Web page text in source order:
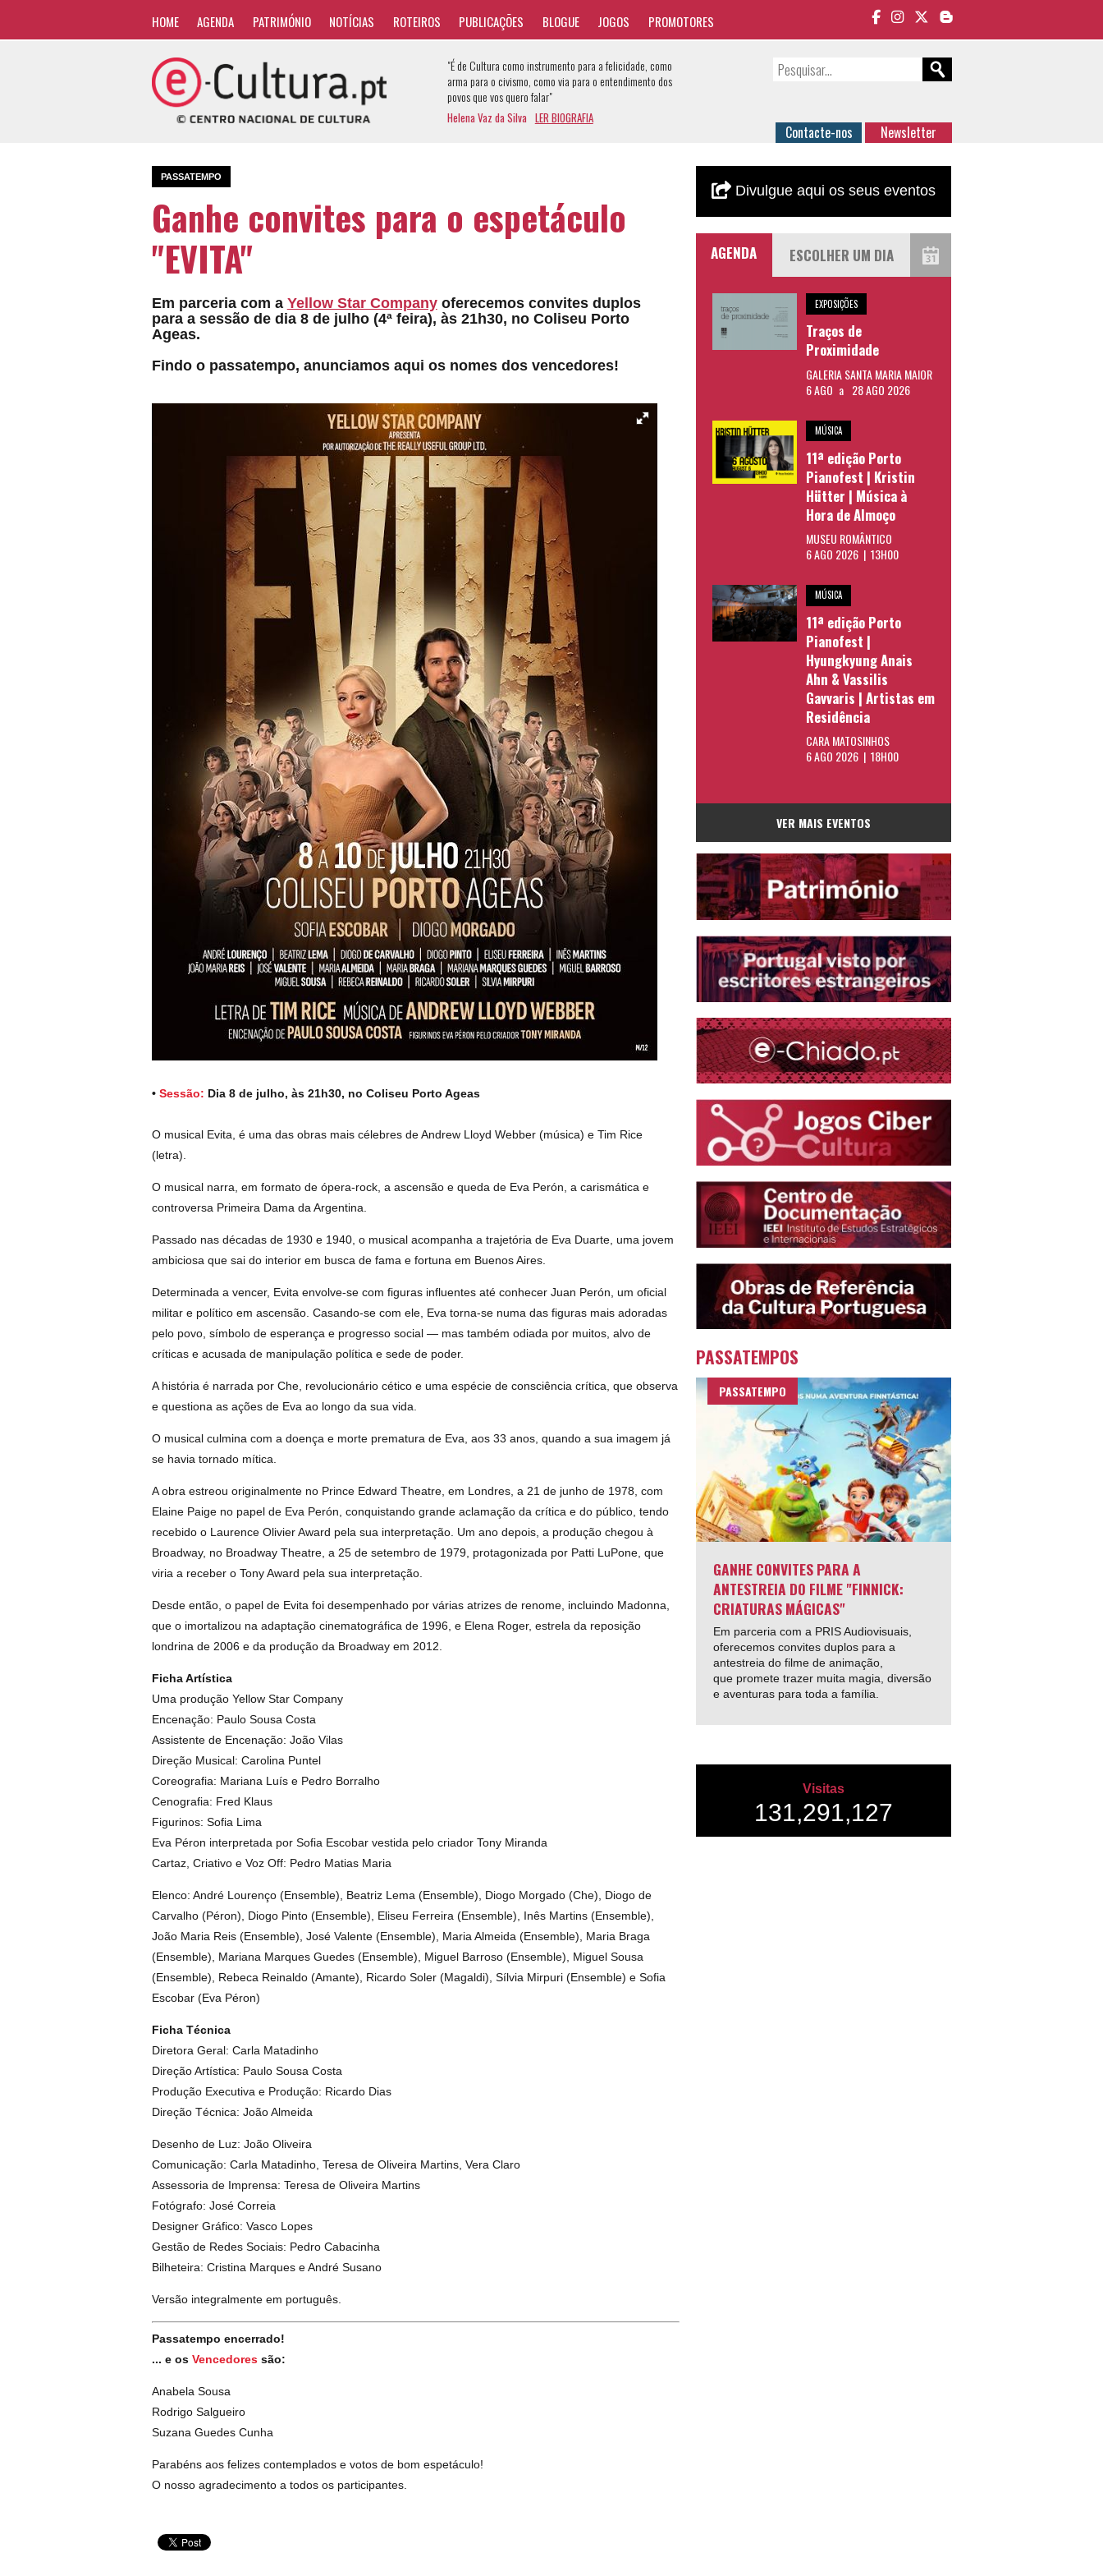
HOME AGENDA PATRIMÓNIO NOTÍCIAS ROTEIROS PUBLICAÇÕES BLOGUE JOGOS PROMOTORES
"É de Cultura como instrumento para a felicidade, como
arma para o civismo, como via para o entendimento dos
povos que vos quero falar"
Helena Vaz da Silva LER BIOGRAFIA
Contacte-nos Newsletter
PASSATEMPO
Ganhe convites para o espetáculo
"EVITA"
Em parceria com a Yellow Star Company oferecemos convites duplos
para a sessão de dia 8 de julho (4ª feira), às 21h30, no Coliseu Porto
Ageas.
Findo o passatempo, anunciamos aqui os nomes dos vencedores!
• Sessão: Dia 8 de julho, às 21h30, no Coliseu Porto Ageas
O musical Evita, é uma das obras mais célebres de Andrew Lloyd Webber (música) e Tim Rice
(letra).
O musical narra, em formato de ópera-rock, a ascensão e queda de Eva Perón, a carismática e
controversa Primeira Dama da Argentina.
Passado nas décadas de 1930 e 1940, o musical acompanha a trajetória de Eva Duarte, uma jovem
ambiciosa que sai do interior em busca de fama e fortuna em Buenos Aires.
Determinada a vencer, Evita envolve-se com figuras influentes até conhecer Juan Perón, um oficial
militar e político em ascensão. Casando-se com ele, Eva torna-se numa das figuras mais adoradas
pelo povo, símbolo de esperança e progresso social — mas também odiada por muitos, alvo de
críticas e acusada de manipulação política e sede de poder.
A história é narrada por Che, revolucionário cético e uma espécie de consciência crítica, que observa
e questiona as ações de Eva ao longo da sua vida.
O musical culmina com a doença e morte prematura de Eva, aos 33 anos, quando a sua imagem já
se havia tornado mítica.
A obra estreou originalmente no Prince Edward Theatre, em Londres, a 21 de junho de 1978, com
Elaine Paige no papel de Eva Perón, conquistando grande aclamação da crítica e do público, tendo
recebido o Laurence Olivier Award pela sua interpretação. Um ano depois, a produção chegou à
Broadway, no Broadway Theatre, a 25 de setembro de 1979, protagonizada por Patti LuPone, que
viria a receber o Tony Award pela sua interpretação.
Desde então, o papel de Evita foi desempenhado por várias atrizes de renome, incluindo Madonna,
que o imortalizou na adaptação cinematográfica de 1996, e Elena Roger, estrela da reposição
londrina de 2006 e da produção da Broadway em 2012.
Ficha Artística
Uma produção Yellow Star Company
Encenação: Paulo Sousa Costa
Assistente de Encenação: João Vilas
Direção Musical: Carolina Puntel
Coreografia: Mariana Luís e Pedro Borralho
Cenografia: Fred Klaus
Figurinos: Sofia Lima
Eva Péron interpretada por Sofia Escobar vestida pelo criador Tony Miranda
Cartaz, Criativo e Voz Off: Pedro Matias Maria
Elenco: André Lourenço (Ensemble), Beatriz Lema (Ensemble), Diogo Morgado (Che), Diogo de
Carvalho (Péron), Diogo Pinto (Ensemble), Eliseu Ferreira (Ensemble), Inês Martins (Ensemble),
João Maria Reis (Ensemble), José Valente (Ensemble), Maria Almeida (Ensemble), Maria Braga
(Ensemble), Mariana Marques Guedes (Ensemble), Miguel Barroso (Ensemble), Miguel Sousa
(Ensemble), Rebeca Reinaldo (Amante), Ricardo Soler (Magaldi), Sílvia Mirpuri (Ensemble) e Sofia
Escobar (Eva Péron)
Ficha Técnica
Diretora Geral: Carla Matadinho
Direção Artística: Paulo Sousa Costa
Produção Executiva e Produção: Ricardo Dias
Direção Técnica: João Almeida
Desenho de Luz: João Oliveira
Comunicação: Carla Matadinho, Teresa de Oliveira Martins, Vera Claro
Assessoria de Imprensa: Teresa de Oliveira Martins
Fotógrafo: José Correia
Designer Gráfico: Vasco Lopes
Gestão de Redes Sociais: Pedro Cabacinha
Bilheteira: Cristina Marques e André Susano
Versão integralmente em português.
Passatempo encerrado!
... e os Vencedoressão:
Anabela Sousa
Rodrigo Salgueiro
Suzana Guedes Cunha
Parabéns aos felizes contemplados e votos de bom espetáculo!
O nosso agradecimento a todos os participantes.
Divulgue aqui os seus eventos
AGENDA
EXPOSIÇÕES
Traços de
Proximidade
GALERIA SANTA MARIA MAIOR
6 AGO a 28 AGO 2026
MÚSICA
11ª edição Porto
Pianofest | Kristin
Hütter | Música à
Hora de Almoço
MUSEU ROMÂNTICO
6 AGO 2026 | 13H00
MÚSICA
11ª edição Porto
Pianofest |
Hyungkyung Anais
Ahn & Vassilis
Gavvaris | Artistas em
Residência
CARA MATOSINHOS
6 AGO 2026 | 18H00
VER MAIS EVENTOS
PASSATEMPOS
PASSATEMPO
GANHE CONVITES PARA A
ANTESTREIA DO FILME "FINNICK:
CRIATURAS MÁGICAS"
Em parceria com a PRIS Audiovisuais,
oferecemos convites duplos para a
antestreia do filme de animação,
que promete trazer muita magia, diversão
e aventuras para toda a família.
Visitas
131,291,127